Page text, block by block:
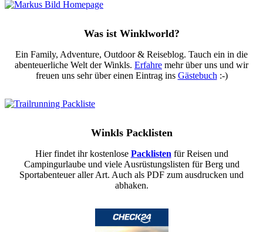
Was ist Winklworld?
Ein Family, Adventure, Outdoor & Reiseblog. Tauch ein in die
abenteuerliche Welt der Winkls. Erfahre mehr über uns und wir
freuen uns sehr über einen Eintrag ins Gästebuch :-)
Winkls Packlisten
Hier findet ihr kostenlose Packlisten für Reisen und
Campingurlaube und viele Ausrüstungslisten für Berg und
Sportabenteuer aller Art. Auch als PDF zum ausdrucken und
abhaken.